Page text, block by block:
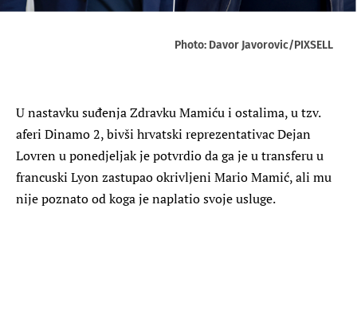
Photo: Davor Javorovic/PIXSELL
U nastavku suđenja Zdravku Mamiću i ostalima, u tzv.
aferi Dinamo 2, bivši hrvatski reprezentativac Dejan
Lovren u ponedjeljak je potvrdio da ga je u transferu u
francuski Lyon zastupao okrivljeni Mario Mamić, ali mu
nije poznato od koga je naplatio svoje usluge.